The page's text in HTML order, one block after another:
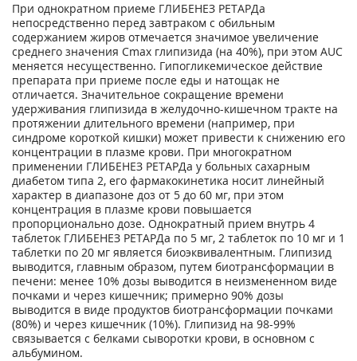
При однократном приеме ГЛИБЕНЕЗ РЕТАРДа
непосредственно перед завтраком с обильным
содержанием жиров отмечается значимое увеличение
среднего значения Сmах глипизида (на 40%), при этом AUC
меняется несущественно. Гипогликемическое действие
препарата при приеме после еды и натощак не
отличается. Значительное сокращение времени
удерживания глипизида в желудочно-кишечном тракте на
протяжении длительного времени (например, при
синдроме короткой кишки) может привести к снижению его
концентрации в плазме крови. При многократном
применении ГЛИБЕНЕЗ РЕТАРДа у больных сахарным
диабетом типа 2, его фармакокинетика носит линейный
характер в диапазоне доз от 5 до 60 мг, при этом
концентрация в плазме крови повышается
пропорционально дозе. Однократный прием внутрь 4
таблеток ГЛИБЕНЕЗ РЕТАРДа по 5 мг, 2 таблеток по 10 мг и 1
таблетки по 20 мг является биоэквивалентным. Глипизид
выводится, главным образом, путем биотрансформации в
печени: менее 10% дозы выводится в неизмененном виде
почками и через кишечник; примерно 90% дозы
выводится в виде продуктов биотрансформации почками
(80%) и через кишечник (10%). Глипизид на 98-99%
связывается с белками сыворотки крови, в основном с
альбумином.